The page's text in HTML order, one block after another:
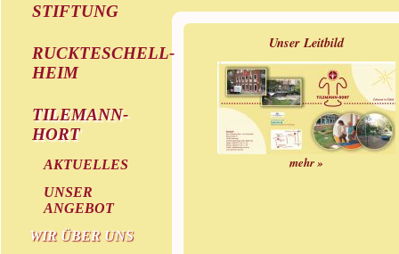
STIFTUNG
RUCKTESCHELL-
HEIM
TILEMANN-
HORT
AKTUELLES
UNSER
ANGEBOT
WIR ÜBER UNS
Unser Leitbild
mehr »